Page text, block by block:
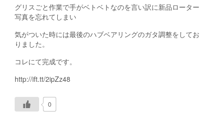
グリスごと作業で手がベトベトなのを言い訳に新品ローター
写真を忘れてしまい
気がついた時には最後のハブベアリングのガタ調整をしてお
りました。
コレにて完成です。
http://ift.tt/2ipZz48
0